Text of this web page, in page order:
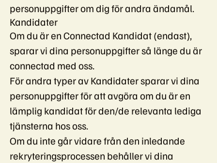
personuppgifter om dig för andra ändamål.
Kandidater
Om du är en Connectad Kandidat (endast),
sparar vi dina personuppgifter så länge du är
connectad med oss.
För andra typer av Kandidater sparar vi dina
personuppgifter för att avgöra om du är en
lämplig kandidat för den/de relevanta lediga
tjänsterna hos oss.
Om du inte går vidare från den inledande
rekryteringsprocessen behåller vi dina